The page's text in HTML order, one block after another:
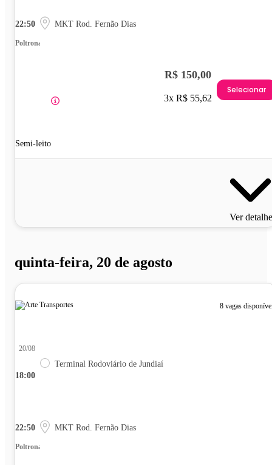
22:50 MKT Rod. Fernão Dias
Poltrona
Semi-leito
R$ 150,00
3x R$ 55,62
Selecionar
Ver
quinta-feira, 20 de agosto
8 vagas
18:00
20/08
Terminal Rodoviário de Jundiaí
22:50 MKT Rod. Fernão Dias
Poltrona